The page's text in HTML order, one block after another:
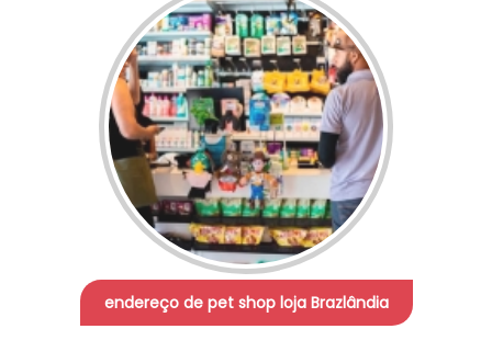
endereço de pet shop loja Brazlândia